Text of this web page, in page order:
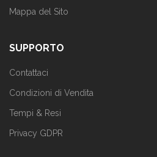
Mappa del Sito
SUPPORTO
Contattaci
Condizioni di Vendita
Tempi & Resi
Privacy GDPR